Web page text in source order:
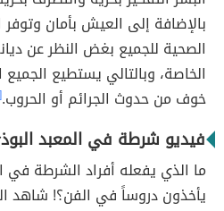
بالإضافة إلى العيش بأمان وتوفر
الصحية للجميع بغض النظر عن
الخاصة، وبالتالي يستطيع
خوف من حدوث الجرائم أو الحروب.[٣]
فيديو شرطة في المعبد
ما الذي يفعله أفراد الشرطة في
يأخذون دروساً في الفن؟! شاهد